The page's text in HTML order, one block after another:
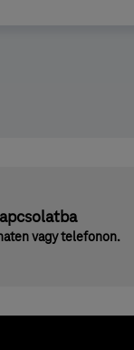
vagy telefonon.